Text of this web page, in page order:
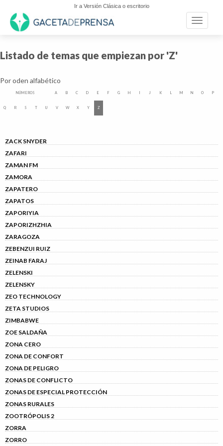
Ir a Versión Clásica o escritorio
Toggle
Listado de temas que empiezan por 'Z'
Por oden alfabético
NÚMEROS A B C D E F G H J K L M N O P
Q R S T U V W X Y Z
ZACK SNYDER
ZAFARI
ZAMAN FM
ZAMORA
ZAPATERO
ZAPATOS
ZAPORIYIA
ZAPORIZHZHIA
ZARAGOZA
ZEBENZUI RUIZ
ZEINAB FARAJ
ZELENSKI
ZELENSKY
ZEO TECHNOLOGY
ZETA STUDIOS
ZIMBABWE
ZOE SALDAÑA
ZONA CERO
ZONA DE CONFORT
ZONA DE PELIGRO
ZONAS DE CONFLICTO
ZONAS DE ESPECIAL PROTECCIÓN
ZONAS RURALES
ZOOTRÓPOLIS 2
ZORRA
ZORRO